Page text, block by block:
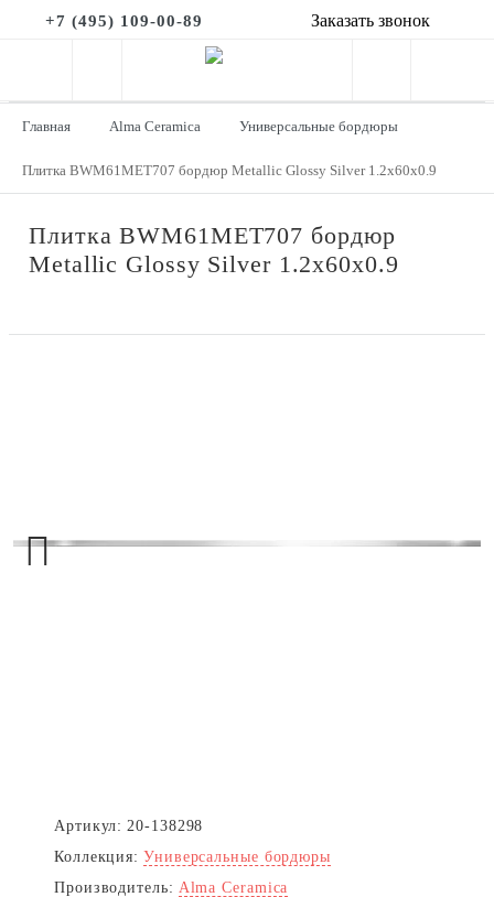
+7 (495) 109-00-89 Заказать звонок
Главная Alma Ceramica Универсальные бордюры
Плитка BWM61MET707 бордюр Metallic Glossy Silver 1.2x60x0.9
Плитка BWM61MET707 бордюр
Metallic Glossy Silver 1.2x60x0.9
Артикул: 20-138298
Коллекция: Универсальные бордюры
Производитель: Alma Ceramica